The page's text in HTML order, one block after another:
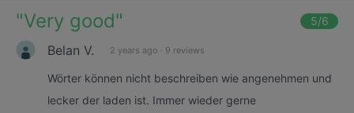
"Very good" 5/6
Belan V. 2 years ago · 9 reviews
Wörter können nicht beschreiben wie angenehmen und
lecker der laden ist. Immer wieder gerne